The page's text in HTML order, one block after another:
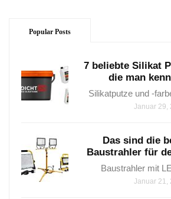
Popular Posts
7 beliebte Silikat
die man
Silikatputze und -
Januar 29,
Das sind die
Baustrahler für
Baustrahler mit
Januar 21,